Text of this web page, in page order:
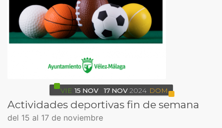
VIE 15 NOV 17 NOV 2024 DOM
Actividades deportivas fin de semana
del 15 al 17 de noviembre